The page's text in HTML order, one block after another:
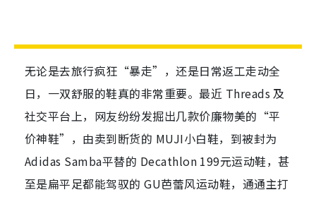
无论是去旅行疯狂“暴走”，还是日常返工走动全
日，一双舒服的鞋真的非常重要。最近 Threads 及
社交平台上，网友纷纷发掘出几款价廉物美的“平
价神鞋”，由卖到断货的 MUJI小白鞋，到被封为
Adidas Samba平替的 Decathlon 199元运动鞋，甚
至是扁平足都能驾驭的 GU芭蕾风运动鞋，通通主打